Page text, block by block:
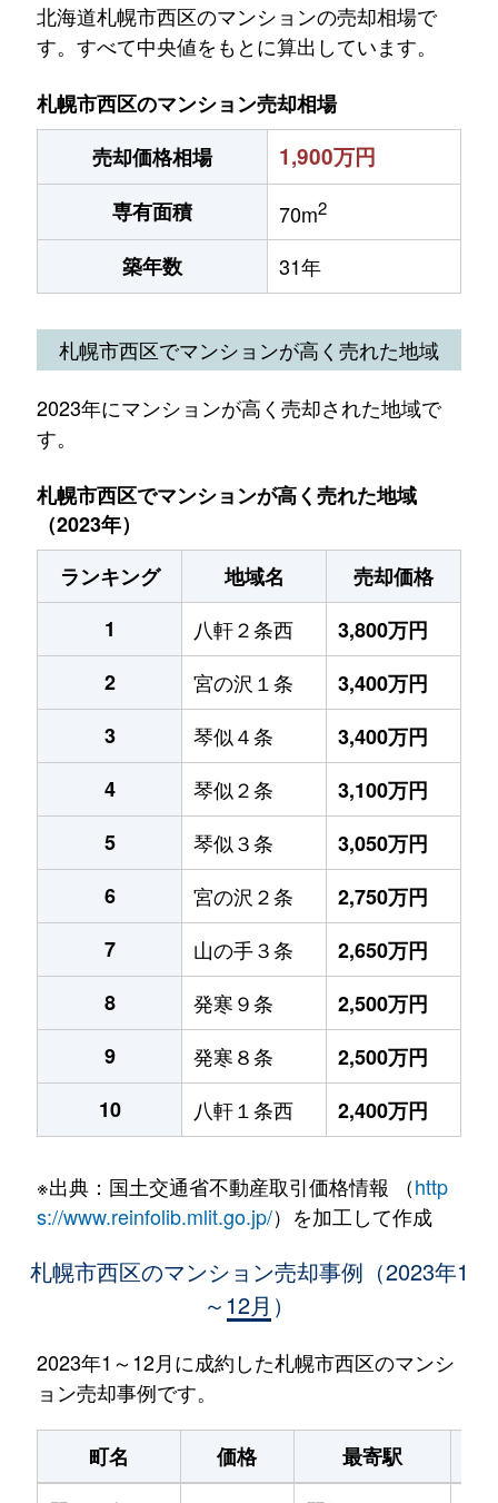
北海道札幌市西区のマンションの売却相場で
す。すべて中央値をもとに算出しています。
札幌市西区のマンション売却相場
売却価格相場
1,900万円
専有面積 70m2
築年数 31年
札幌市西区でマンションが高く売れた地域
2023年にマンションが高く売却された地域で
す。
札幌市西区でマンションが高く売れた地域
（2023年）
ランキング
地域名
売却価格
1
八軒２条西
3,800万円
2
宮の沢１条
3,400万円
3
琴似４条
3,400万円
4
琴似２条
3,100万円
5
琴似３条
3,050万円
6
宮の沢２条
2,750万円
7
山の手３条
2,650万円
8
発寒９条
2,500万円
9
発寒８条
2,500万円
10
八軒１条西 2,400万円
※出典：国土交通省不動産取引価格情報 （http
s://www.reinfolib.mlit.go.jp/）を加工して作成
札幌市西区のマンション売却事例（2023年1
～12月）
2023年1～12月に成約した札幌市西区のマンシ
ョン売却事例です。
町名 価格 最寄駅